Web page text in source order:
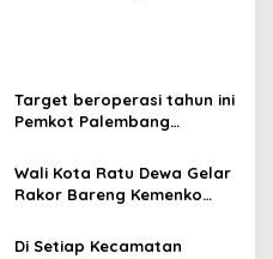
Target beroperasi tahun ini
Pemkot Palembang
proyek PSEL
Wali Kota Ratu Dewa Gelar
Rakor Bareng Kemenko
Pengolahan Sampah Jadi
Di Setiap Kecamatan